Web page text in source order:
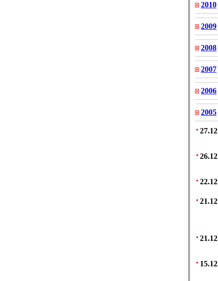
2010
2009
2008
2007
2006
2005
27.12
26.12
22.12
21.12
21.12
15.12